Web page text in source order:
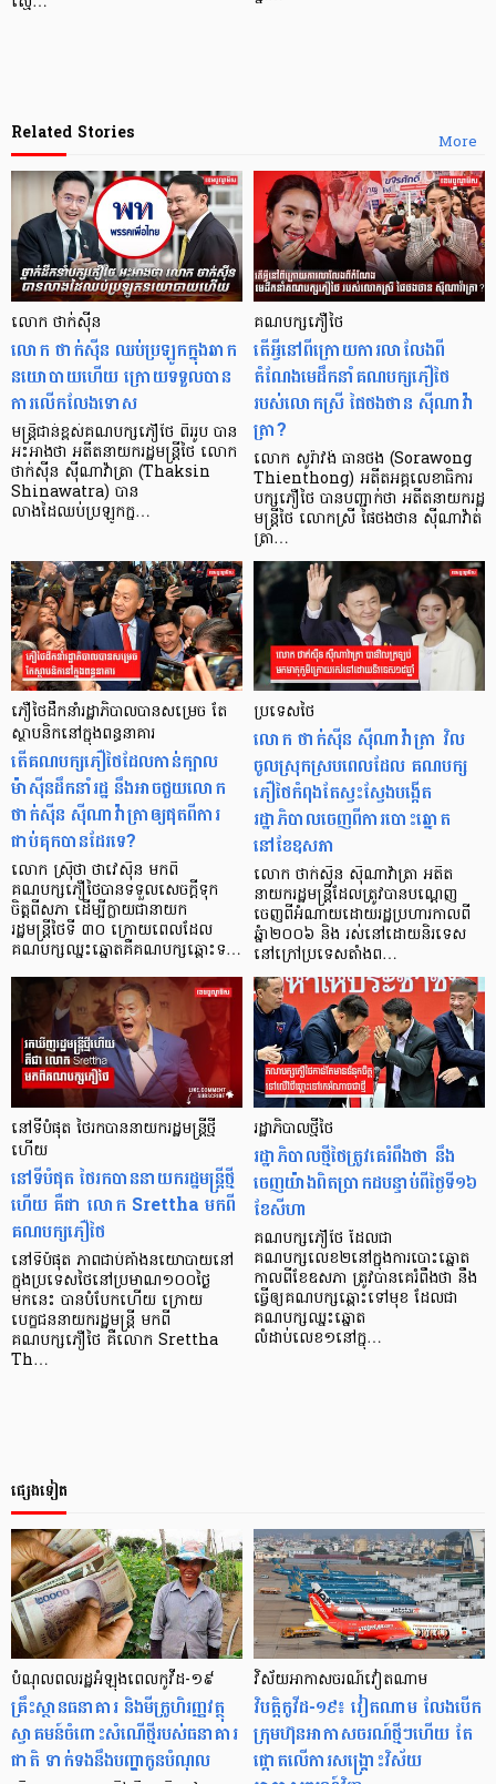
More
Related Stories
លោក ថាក់ស៊ីន
លោក ថាក់ស៊ីន ឈប់ប្រឡូកក្នុងឆាក
នយោបាយហើយ ក្រោយទទួលបាន
ការលើកលែងទោស
មន្ត្រីជាន់ខ្ពស់គណបក្សភឿថៃ ពីររូប បាន
អះអាងថា អតីតនាយករដ្ឋមន្ត្រីថៃ លោក
ថាក់ស៊ីន ស៊ីណាវ៉ាត្រា (Thaksin
Shinawatra) បាន
លាងដៃឈប់ប្រឡូកក្ន…
គណបក្សភឿថៃ
តើអ្វីនៅពីក្រោយការលាលែងពី
តំណែងមេដឹកនាំគណបក្សភឿថៃ
របស់លោកស្រី ផៃថងថាន ស៊ីណាវ៉ា
ត្រា?
លោក សូរ៉ាវង់ ធានថង (Sorawong
Thienthong) អតីតអគ្គលេខាធិការ
បក្សភឿថៃ បានបញ្ជាក់ថា អតីតនាយករដ្ឋ
មន្ត្រីថៃ លោកស្រី ផៃថងថាន ស៊ីណាវ៉ាត់
ត្រា…
ភឿថៃដឹកនាំរដ្ឋាភិបាលបានសម្រេច តែ
ស្ថាបនិកនៅក្នុងពន្ធនាគារ
តើគណបក្សភឿថៃដែលកាន់ក្បាល
ម៉ាស៊ីនដឹកនាំរដ្ឋ នឹងអាចជួយលោក
ថាក់ស៊ីន ស៊ីណាវ៉ាត្រាឲ្យផុតពីការ
ជាប់គុកបានដែរទេ?
លោក ស្រ៊ីថា ថាវេស៊ីន មកពី
គណបក្សភឿថៃបានទទួលសេចក្តីទុក
ចិត្តពីសភា ដើម្បីក្លាយជានាយក
រដ្ឋមន្រ្តីថៃទី ៣០ ក្រោយពេលដែល
គណបក្សឈ្នះឆ្នោតគឺគណបក្សឆ្ពោះទ…
ប្រទេសថៃ
លោក ថាក់ស៊ីន ស៊ីណាវ៉ាត្រា វិល
ចូលស្រុកស្របពេលដែល គណបក្ស
ភឿថៃកំពុងតែស្វះស្វែងបង្កើត
រដ្ឋាភិបាលចេញពីការបោះឆ្នោត
នៅខែឧសភា
លោក ថាក់ស៊ីន ស៊ីណាវ៉ាត្រា អតីត
នាយករដ្ឋមន្រ្តីដែលត្រូវបានបណ្តេញ
ចេញពីអំណាយដោយរដ្ឋប្រហារកាលពី
ឆ្នំា២០០៦ និង រស់នៅដោយនិរទេស
នៅក្រៅប្រទេសតាំងព…
នៅទីបំផុត ថៃរកបាននាយករដ្ឋមន្ត្រីថ្មី
ហើយ
នៅទីបំផុត ថៃរកបាននាយករដ្ឋមន្ត្រីថ្មី
ហើយ គឺជា លោក Srettha មកពី
គណបក្សភឿថៃ
នៅទីបំផុត ភាពជាប់គាំងនយោបាយនៅ
ក្នុងប្រទេសថៃនៅប្រមាណ១០០ថ្ងៃ
មកនេះ បានបំបែកហើយ ក្រោយ
បេក្ខជននាយករដ្ឋមន្ត្រី មកពី
គណបក្សភឿថៃ គឺលោក Srettha
Th…
រដ្ឋាភិបាលថ្មីថៃ
រដ្ឋាភិបាលថ្មីថៃត្រូវគេរំពឹងថា នឹង
ចេញយ៉ាងពិតប្រាកដបន្ទាប់ពីថ្ងៃទី១៦
ខែសីហា
គណបក្សភឿថៃ ដែលជា
គណបក្សលេខ២នៅក្នុងការបោះឆ្នោត
កាលពីខែឧសភា ត្រូវបានគេរំពឹងថា នឹង
ធ្វើឲ្យគណបក្សឆ្ពោះទៅមុខ ដែលជា
គណបក្សឈ្នះឆ្នោត
លំដាប់លេខ១នៅក្នុ…
ផ្សេងទៀត
បំណុលពលរដ្ឋ​អំឡុងពេល​កូវីដ-១៩
គ្រឹះស្ថានធនាគារ និងមីក្រូហិរញ្ញវត្ថុ
ស្វាគមន៍ចំពោះសំណើថ្មីរបស់ធនាគារ
ជាតិ ទាក់ទងនឹងបញ្ហាកូនបំណុល
វិស័យអាកាសចរណ៍វៀតណាម
វិបត្តិកូវីដ-១៩៖ វៀតណាម លែងបើក
ក្រុមហ៊ុនអាកាសចរណ៍ថ្មីៗហើយ តែ
ផ្ដោតលើការសង្គ្រោះវិស័យ